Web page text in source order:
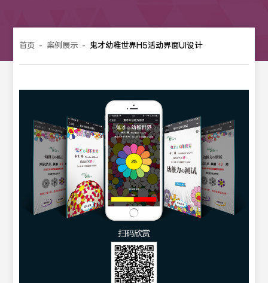
首页 - 案例展示 - 鬼才幼稚世界H5活动界面UI设计